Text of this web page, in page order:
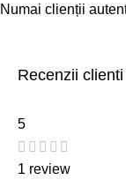
Numai clienții
Recenzii clienti
5
1 review